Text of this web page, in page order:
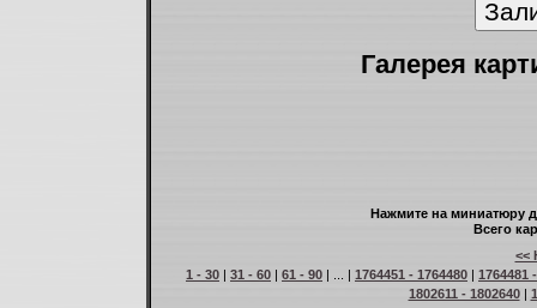
Галерея
Нажмите на миниатюру
Всего
<<
1 - 30 | 31 - 60 | 61 - 90 | ... | 1764451 - 1764480 | 1764481
1802611 - 1802640|